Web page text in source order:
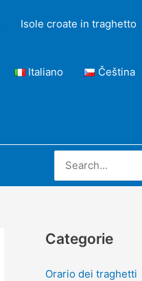
Isole croate in traghetto
Italiano Čeština
per:
Categorie
Orario dei traghetti